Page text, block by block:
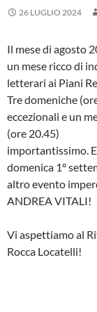
26 LUGLIO 2024
Il mese di agosto
un mese ricco di
letterari ai Piani
Tre domeniche
eccezionali e un
(ore 20.45)
importantissimo. E
domenica 1°
altro evento
ANDREA VITALI!
Vi aspettiamo al
Rocca Locatelli!